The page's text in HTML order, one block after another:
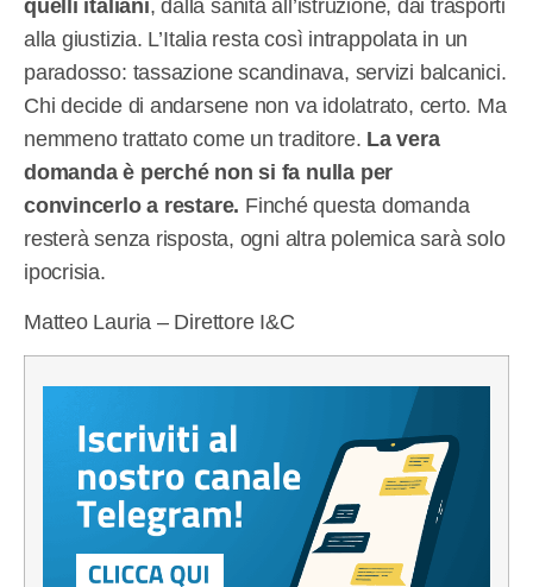
quelli italiani, dalla sanità all’istruzione, dai trasporti
alla giustizia. L’Italia resta così intrappolata in un
paradosso: tassazione scandinava, servizi balcanici.
Chi decide di andarsene non va idolatrato, certo. Ma
nemmeno trattato come un traditore. La vera
domanda è perché non si fa nulla per
convincerlo a restare. Finché questa domanda
resterà senza risposta, ogni altra polemica sarà solo
ipocrisia.
Matteo Lauria – Direttore I&C